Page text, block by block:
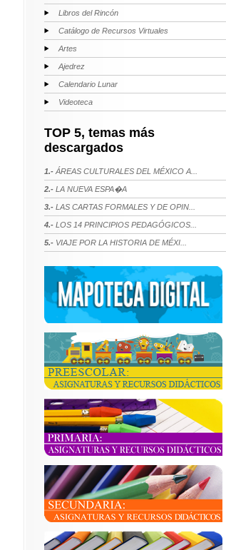
Libros del Rincón
Catálogo de Recursos Virtuales
Artes
Ajedrez
Calendario Lunar
Videoteca
TOP 5, temas más
descargados
1.- ÁREAS CULTURALES DEL MÉXICO A...
2.- LA NUEVA ESPA�A
3.- LAS CARTAS FORMALES Y DE OPIN...
4.- LOS 14 PRINCIPIOS PEDAGÓGICOS...
5.- VIAJE POR LA HISTORIA DE MÉXI...